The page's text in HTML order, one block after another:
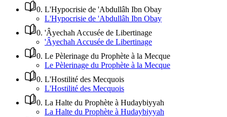
0. L'Hypocrisie de 'Abdullâh Ibn Obay
L'Hypocrisie de 'Abdullâh Ibn Obay
0. 'Âyechah Accusée de Libertinage
'Âyechah Accusée de Libertinage
0. Le Pèlerinage du Prophète à la Mecque
Le Pèlerinage du Prophète à la Mecque
0. L'Hostilité des Mecquois
L'Hostilité des Mecquois
0. La Halte du Prophète à Hudaybiyyah
La Halte du Prophète à Hudaybiyyah